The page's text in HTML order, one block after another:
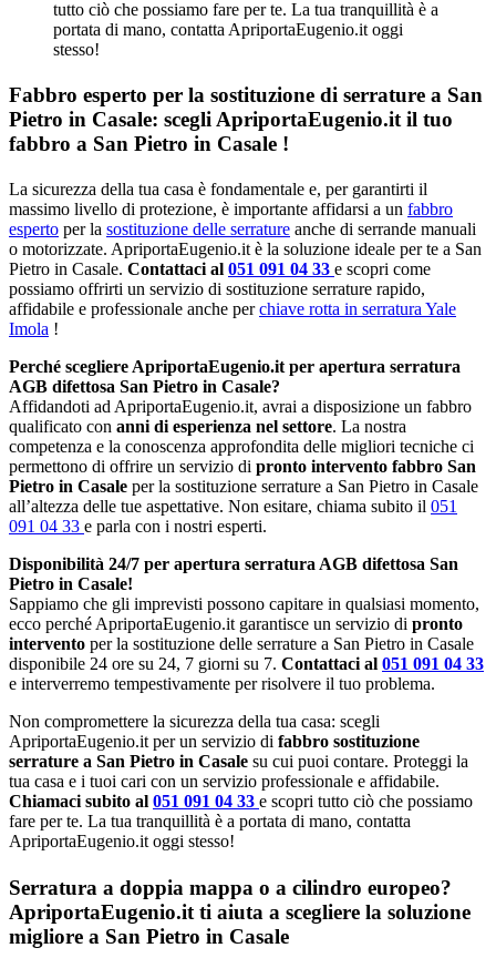
tutto ciò che possiamo fare per te. La tua tranquillità è a
portata di mano, contatta ApriportaEugenio.it oggi
stesso!
Fabbro esperto per la sostituzione di serrature a San
Pietro in Casale: scegli ApriportaEugenio.it il tuo
fabbro a San Pietro in Casale !
La sicurezza della tua casa è fondamentale e, per garantirti il
massimo livello di protezione, è importante affidarsi a un fabbro
esperto per la sostituzione delle serrature anche di serrande manuali
o motorizzate. ApriportaEugenio.it è la soluzione ideale per te a San
Pietro in Casale. Contattaci al 051 091 04 33 e scopri come
possiamo offrirti un servizio di sostituzione serrature rapido,
affidabile e professionale anche perchiave rotta in serratura Yale
Imola !
Perché scegliere ApriportaEugenio.it per apertura serratura
AGB difettosa San Pietro in Casale?
Affidandoti ad ApriportaEugenio.it, avrai a disposizione un fabbro
qualificato con anni di esperienza nel settore. La nostra
competenza e la conoscenza approfondita delle migliori tecniche ci
permettono di offrire un servizio di pronto intervento fabbro San
Pietro in Casale per la sostituzione serrature a San Pietro in Casale
all’altezza delle tue aspettative. Non esitare, chiama subito il 051
091 04 33 e parla con i nostri esperti.
Disponibilità 24/7 per apertura serratura AGB difettosa San
Pietro in Casale!
Sappiamo che gli imprevisti possono capitare in qualsiasi momento,
ecco perché ApriportaEugenio.it garantisce un servizio di pronto
intervento per la sostituzione delle serrature a San Pietro in Casale
disponibile 24 ore su 24, 7 giorni su 7. Contattaci al 051 091 04 33
e interverremo tempestivamente per risolvere il tuo problema.
Non compromettere la sicurezza della tua casa: scegli
ApriportaEugenio.it per un servizio di fabbro sostituzione
serrature a San Pietro in Casale su cui puoi contare. Proteggi la
tua casa e i tuoi cari con un servizio professionale e affidabile.
Chiamaci subito al 051 091 04 33 e scopri tutto ciò che possiamo
fare per te. La tua tranquillità è a portata di mano, contatta
ApriportaEugenio.it oggi stesso!
Serratura a doppia mappa o a cilindro europeo?
ApriportaEugenio.it ti aiuta a scegliere la soluzione
migliore a San Pietro in Casale